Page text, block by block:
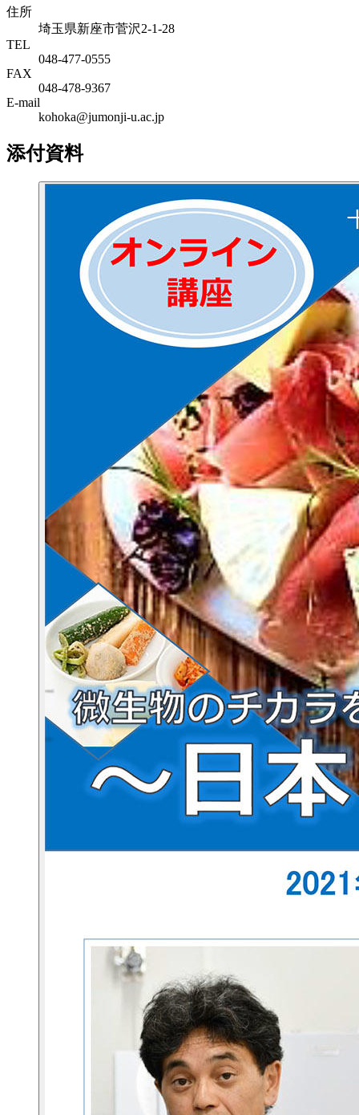
住所
埼玉県新座市菅沢2-1-28
TEL
048-477-0555
FAX
048-478-9367
E-mail
kohoka@jumonji-u.ac.jp
添付資料